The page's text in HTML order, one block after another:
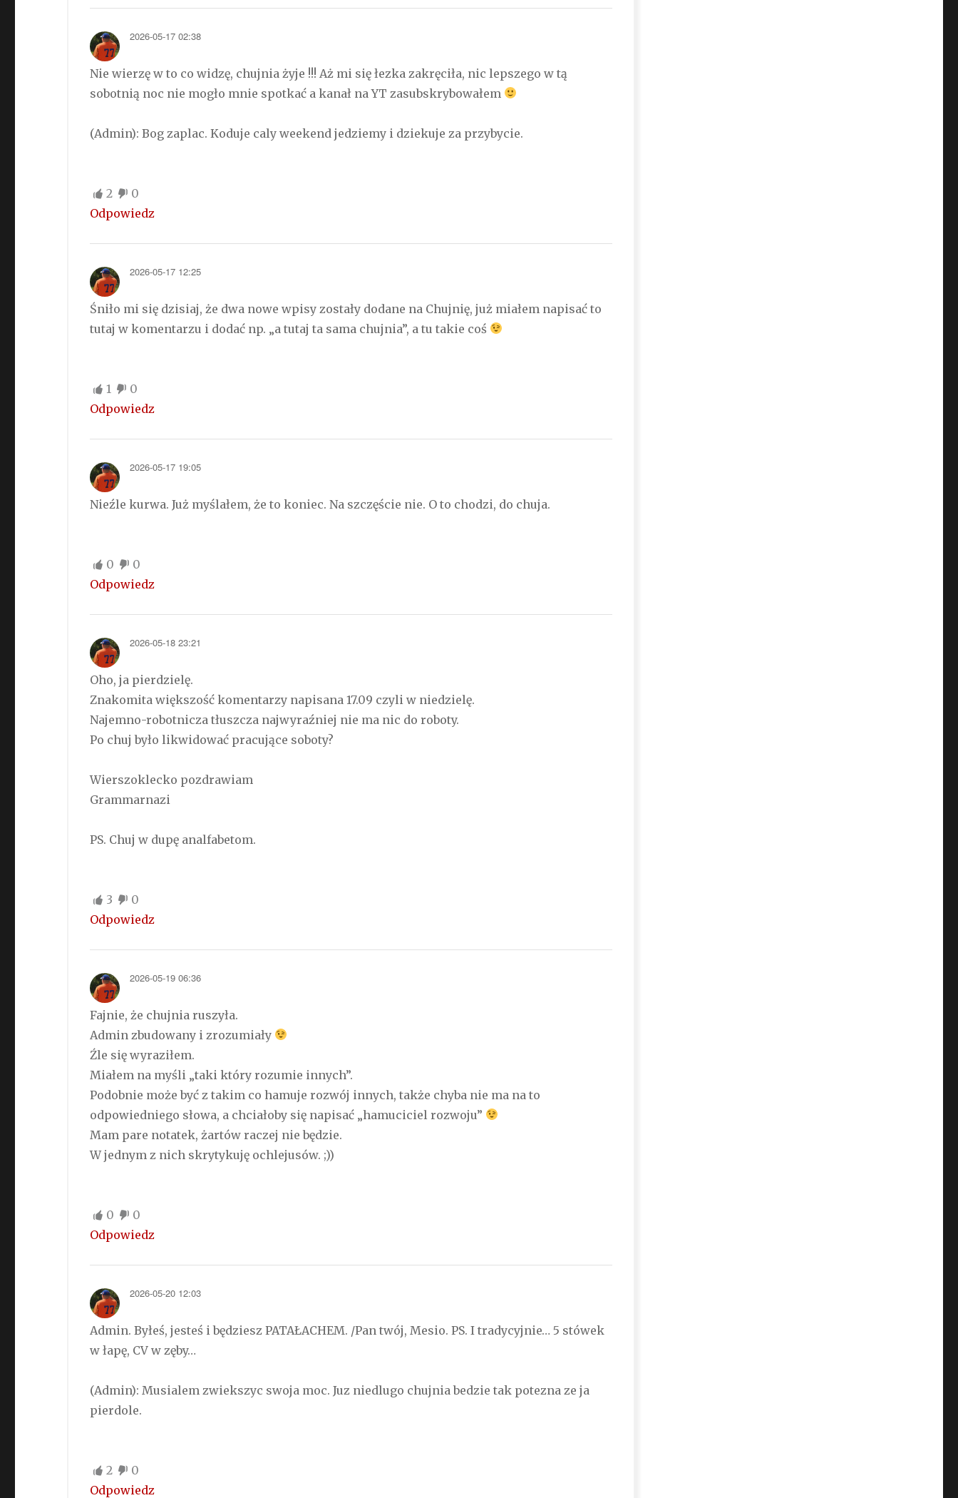
2026-05-17 02:38
Nie wierzę w to co widzę, chujnia żyje !!! Aż mi się łezka zakręciła, nic lepszego w tą
sobotnią noc nie mogło mnie spotkać a kanał na YT zasubskrybowałem
(Admin): Bog zaplac. Koduje caly weekend jedziemy i dziekuje za przybycie.
2
0
Odpowiedz
2026-05-17 12:25
Śniło mi się dzisiaj, że dwa nowe wpisy zostały dodane na Chujnię, już miałem napisać to
tutaj w komentarzu i dodać np. „a tutaj ta sama chujnia”, a tu takie coś
1
0
Odpowiedz
2026-05-17 19:05
Nieźle kurwa. Już myślałem, że to koniec. Na szczęście nie. O to chodzi, do chuja.
0
0
Odpowiedz
2026-05-18 23:21
Oho, ja pierdzielę.
Znakomita większość komentarzy napisana 17.09 czyli w niedzielę.
Najemno-robotnicza tłuszcza najwyraźniej nie ma nic do roboty.
Po chuj było likwidować pracujące soboty?
Wierszoklecko pozdrawiam
Grammarnazi
PS. Chuj w dupę analfabetom.
3
0
Odpowiedz
2026-05-19 06:36
Fajnie, że chujnia ruszyła.
Admin zbudowany i zrozumiały
Źle się wyraziłem.
Miałem na myśli „taki który rozumie innych”.
Podobnie może być z takim co hamuje rozwój innych, także chyba nie ma na to
odpowiedniego słowa, a chciałoby się napisać „hamuciciel rozwoju”
Mam pare notatek, żartów raczej nie będzie.
W jednym z nich skrytykuję ochlejusów. ;))
0
0
Odpowiedz
2026-05-20 12:03
Admin. Byłeś, jesteś i będziesz PATAŁACHEM. /Pan twój, Mesio. PS. I tradycyjnie… 5 stówek
w łapę, CV w zęby…
(Admin): Musialem zwiekszyc swoja moc. Juz niedlugo chujnia bedzie tak potezna ze ja
pierdole.
2
0
Odpowiedz